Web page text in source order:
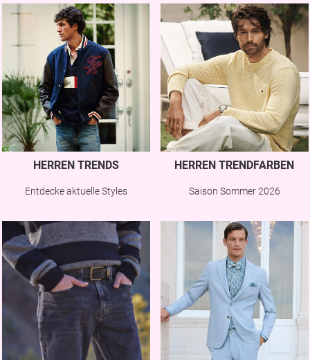
HERREN TRENDS
Entdecke aktuelle Styles
HERREN TRENDFARBEN
Saison Sommer 2026